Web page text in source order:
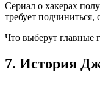
Сериал о хакерах
требует
Что выберут главные
7. История